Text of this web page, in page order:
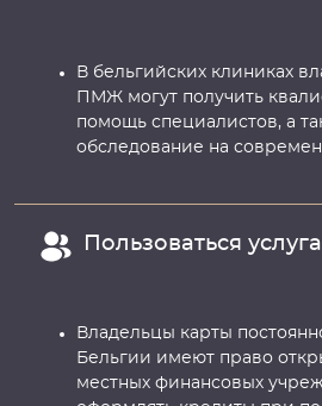
В бельгийских клиниках
ПМЖ могут получить
помощь специалистов, а
обследование на
Пользоваться
Владельцы карты
Бельгии имеют право
местных финансовых